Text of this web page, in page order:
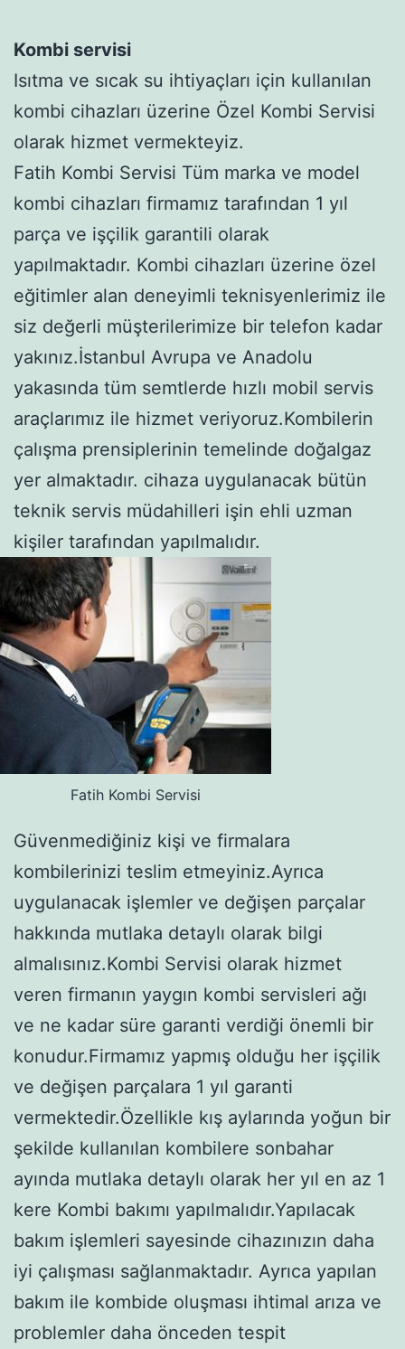
Kombi servisi
Isıtma ve sıcak su ihtiyaçları için kullanılan
kombi cihazları üzerine Özel Kombi Servisi
olarak hizmet vermekteyiz.
Fatih Kombi Servisi Tüm marka ve model
kombi cihazları firmamız tarafından 1 yıl
parça ve işçilik garantili olarak
yapılmaktadır. Kombi cihazları üzerine özel
eğitimler alan deneyimli teknisyenlerimiz ile
siz değerli müşterilerimize bir telefon kadar
yakınız.İstanbul Avrupa ve Anadolu
yakasında tüm semtlerde hızlı mobil servis
araçlarımız ile hizmet veriyoruz.Kombilerin
çalışma prensiplerinin temelinde doğalgaz
yer almaktadır. cihaza uygulanacak bütün
teknik servis müdahilleri işin ehli uzman
kişiler tarafından yapılmalıdır.
Fatih Kombi Servisi
Güvenmediğiniz kişi ve firmalara
kombilerinizi teslim etmeyiniz.Ayrıca
uygulanacak işlemler ve değişen parçalar
hakkında mutlaka detaylı olarak bilgi
almalısınız.Kombi Servisi olarak hizmet
veren firmanın yaygın kombi servisleri ağı
ve ne kadar süre garanti verdiği önemli bir
konudur.Firmamız yapmış olduğu her işçilik
ve değişen parçalara 1 yıl garanti
vermektedir.Özellikle kış aylarında yoğun bir
şekilde kullanılan kombilere sonbahar
ayında mutlaka detaylı olarak her yıl en az 1
kere Kombi bakımı yapılmalıdır.Yapılacak
bakım işlemleri sayesinde cihazınızın daha
iyi çalışması sağlanmaktadır. Ayrıca yapılan
bakım ile kombide oluşması ihtimal arıza ve
problemler daha önceden tespit